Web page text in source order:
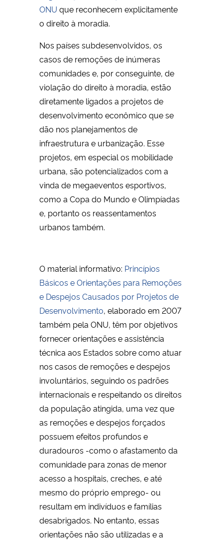
ONU que reconhecem explicitamente
o direito à moradia.
Nos países subdesenvolvidos, os
casos de remoções de inúmeras
comunidades e, por conseguinte, de
violação do direito à moradia, estão
diretamente ligados a projetos de
desenvolvimento econômico que se
dão nos planejamentos de
infraestrutura e urbanização. Esse
projetos, em especial os mobilidade
urbana, são potencializados com a
vinda de megaeventos esportivos,
como a Copa do Mundo e Olimpíadas
e, portanto os reassentamentos
urbanos também.
O material informativo: Princípios
Básicos e Orientações para Remoções
e Despejos Causados por Projetos de
Desenvolvimento, elaborado em 2007
também pela ONU, têm por objetivos
fornecer orientações e assistência
técnica aos Estados sobre como atuar
nos casos de remoções e despejos
involuntários, seguindo os padrões
internacionais e respeitando os direitos
da população atingida, uma vez que
as remoções e despejos forçados
possuem efeitos profundos e
duradouros -como o afastamento da
comunidade para zonas de menor
acesso a hospitais, creches, e até
mesmo do próprio emprego- ou
resultam em indivíduos e famílias
desabrigados. No entanto, essas
orientações não são utilizadas e a